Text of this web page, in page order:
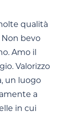
qualità
Non bevo
Amo il
Valorizzo
un luogo
a
in cui